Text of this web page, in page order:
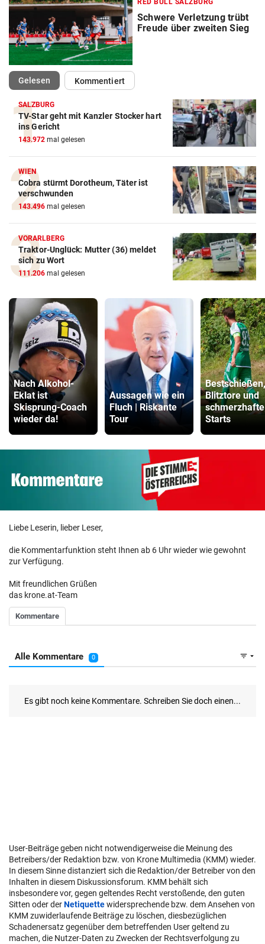
RED BULL SALZBURG
Schwere Verletzung trübt
Freude über zweiten Sieg
Gelesen(ausgewählt)Kommentiert
SALZBURG
TV-Star geht mit Kanzler Stocker hart
ins Gericht
143.972 mal gelesen
WIEN
Cobra stürmt Dorotheum, Täter ist
verschwunden
143.496 mal gelesen
VORARLBERG
Traktor-Unglück: Mutter (36) meldet
sich zu Wort
111.206 mal gelesen
Nach Alkohol-
Eklat ist
Skisprung-Coach
wieder da!
Aussagen wie ein
Fluch | Riskante
Tour
Bestschießen,
Blitztore und
schmerzhafte
Starts
Liebe Leserin, lieber Leser,
die Kommentarfunktion steht Ihnen ab 6 Uhr wieder wie gewohnt
zur Verfügung.
Mit freundlichen Grüßen
das krone.at-Team
User-Beiträge geben nicht notwendigerweise die Meinung des
Betreibers/der Redaktion bzw. von Krone Multimedia (KMM) wieder.
In diesem Sinne distanziert sich die Redaktion/der Betreiber von den
Inhalten in diesem Diskussionsforum. KMM behält sich
insbesondere vor, gegen geltendes Recht verstoßende, den guten
Sitten oder derNetiquettewidersprechende bzw. dem Ansehen von
KMM zuwiderlaufende Beiträge zu löschen, diesbezüglichen
Schadenersatz gegenüber dem betreffenden User geltend zu
machen, die Nutzer-Daten zu Zwecken der Rechtsverfolgung zu